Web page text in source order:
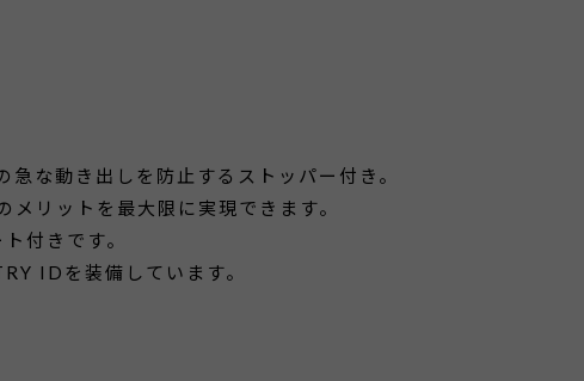
な動き出しを防止するストッパー付き。
リットを最大限に実現できます。
付きです。
IDを装備しています。